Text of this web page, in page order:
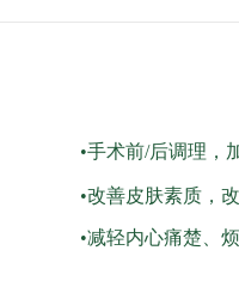
•手术前/后调理，
•改善皮肤素质，
•减轻内心痛楚、